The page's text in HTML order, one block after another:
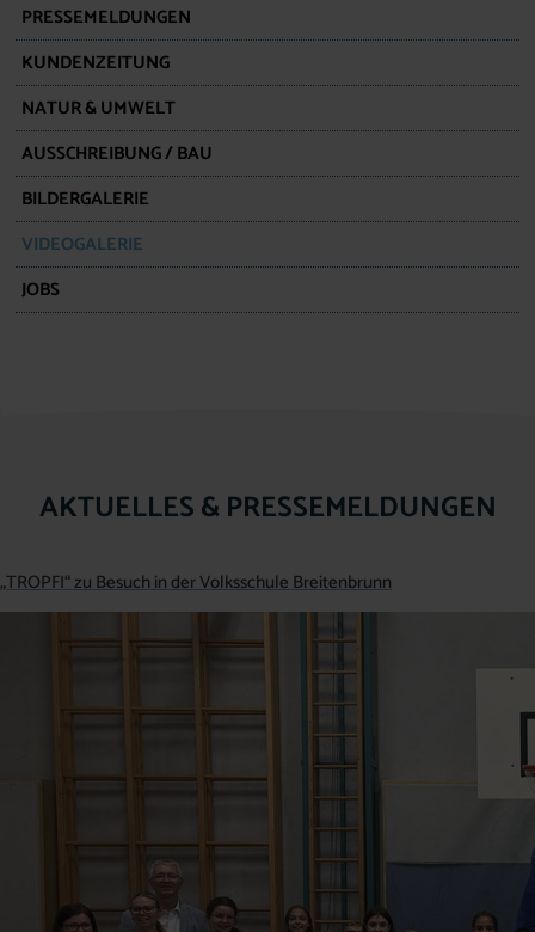
PRESSEMELDUNGEN
KUNDENZEITUNG
NATUR & UMWELT
AUSSCHREIBUNG / BAU
BILDERGALERIE
VIDEOGALERIE
JOBS
AKTUELLES & PRESSEMELDUNGEN
„TROPFI“ zu Besuch in der Volksschule Breitenbrunn